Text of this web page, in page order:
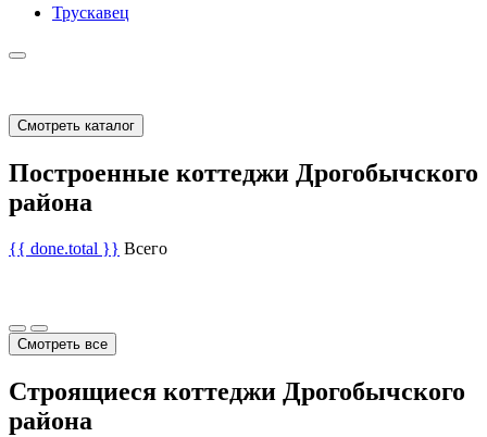
Трускавец
Смотреть каталог
Построенные коттеджи Дрогобычского
района
{{ done.total }} Всего
Смотреть все
Строящиеся коттеджи Дрогобычского
района